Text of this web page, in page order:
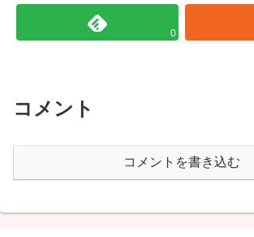
0
コメント
コメントを書き込む